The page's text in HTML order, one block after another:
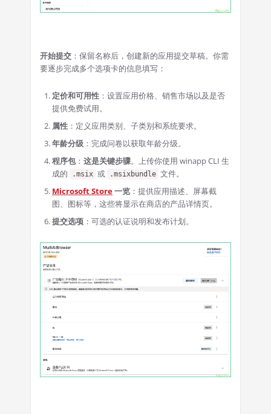
开始提交 ：保留名称后，创建新的应用提交草稿。你需
要逐步完成多个选项卡的信息填写：
定价和可用性 ：设置应用价格、销售市场以及是否
提供免费试用。
属性 ：定义应用类别、子类别和系统要求。
年龄分级 ：完成问卷以获取年龄分级。
程序包： 这是关键步骤。上传你使用 winapp CLI 生
成的
.msix 或 .msixbundle 文件。
Microsoft Store一览 ：提供应用描述、屏幕截
图、图标等，这些将显示在商店的产品详情页。
提交选项 ：可选的认证说明和发布计划。